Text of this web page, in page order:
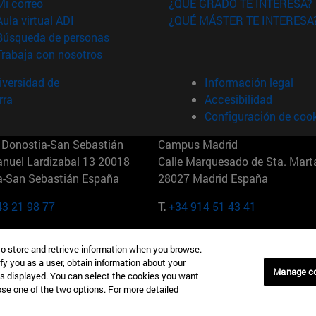
correo
virtual ADI (abre en nueva ventana)
de personas(abre en nueva ventana)
con nosotros(abre en nueva ventana)
¿QUÉ GRADO TE INTERESA?
¿QUÉ MÁSTER TE
de
Información legal
Accesibilidad
Configuración de
San Sebastián
Lardizabal 13 20018
San Sebastián España
21 98 77
Campus Madrid
Calle Marquesado de Sta.
28027 Madrid España
T.+34 914 51 43 41
St 10019-2201 Nueva York
346 8850
Maria-Theresia-Straße 15
Múnich Alemania
T.+49 89 24209790
store and retrieve information when you browse.
you as a user, obtain information about your
displayed. You can select the cookies you want
one of the two options. For more detailed
Manage